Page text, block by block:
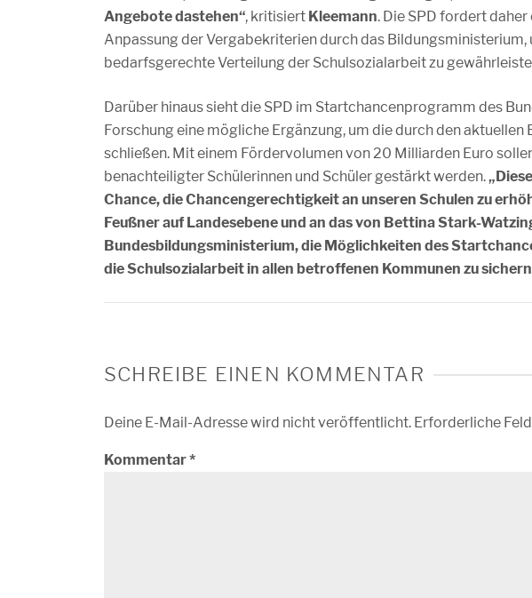
Angebote dastehen“, kritisiert Kleemann. Die SPD fordert
Anpassung der Vergabekriterien durch das Bildungsministerium,
bedarfsgerechte Verteilung der Schulsozialarbeit zu
Darüber hinaus sieht die SPD im Startchancenprogramm des
Forschung eine mögliche Ergänzung, um die durch den aktuellen
schließen. Mit einem Fördervolumen von 20 Milliarden Euro
benachteiligter Schülerinnen und Schüler gestärkt werden.
Chance, die Chancengerechtigkeit an unseren Schulen zu
Feußner auf Landesebene und an das von Bettina Stark-
Bundesbildungsministerium, die Möglichkeiten des
die Schulsozialarbeit in allen betroffenen Kommunen zu
SCHREIBE EINEN KOMMENTAR
Deine E-Mail-Adresse wird nicht veröffentlicht. Erforderliche
Kommentar*